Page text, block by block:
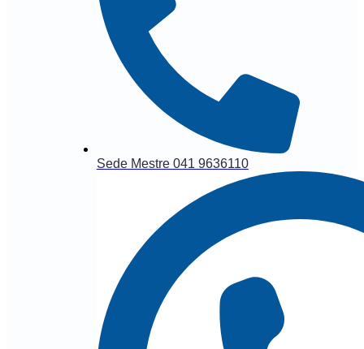
Sede Mestre 041 9636110